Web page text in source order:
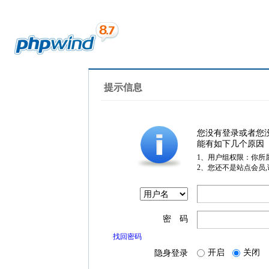
提示信息
您没有登录或者您
能有如下几个原因
1、用户组权限：你所
2、您还不是站点会员
密 码
找回密码
隐身登录 开启 关闭